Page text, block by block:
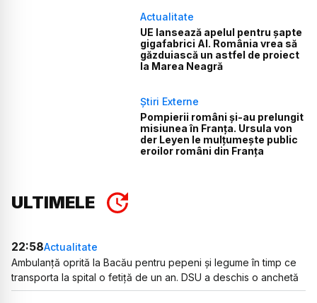
Actualitate
UE lansează apelul pentru șapte
gigafabrici AI. România vrea să
găzduiască un astfel de proiect
la Marea Neagră
Știri Externe
Pompierii români și-au prelungit
misiunea în Franța. Ursula von
der Leyen le mulțumește public
eroilor români din Franța
ULTIMELE
22:58Actualitate
Ambulanță oprită la Bacău pentru pepeni și legume în timp ce
transporta la spital o fetiță de un an. DSU a deschis o anchetă